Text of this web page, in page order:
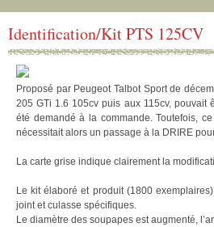
Identification/Kit PTS 125CV
Proposé par Peugeot Talbot Sport de
205 GTi 1.6 105cv puis aux 115cv,
été demandé à la commande. Toutefois,
nécessitait alors un passage à la DRIRE
La carte grise indique clairement la
Le kit élaboré et produit (1800
joint et culasse spécifiques.
Le diamètre des soupapes est augmenté,